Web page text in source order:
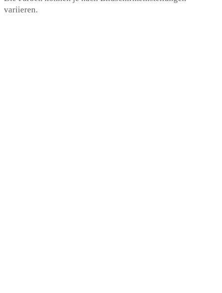
variieren.